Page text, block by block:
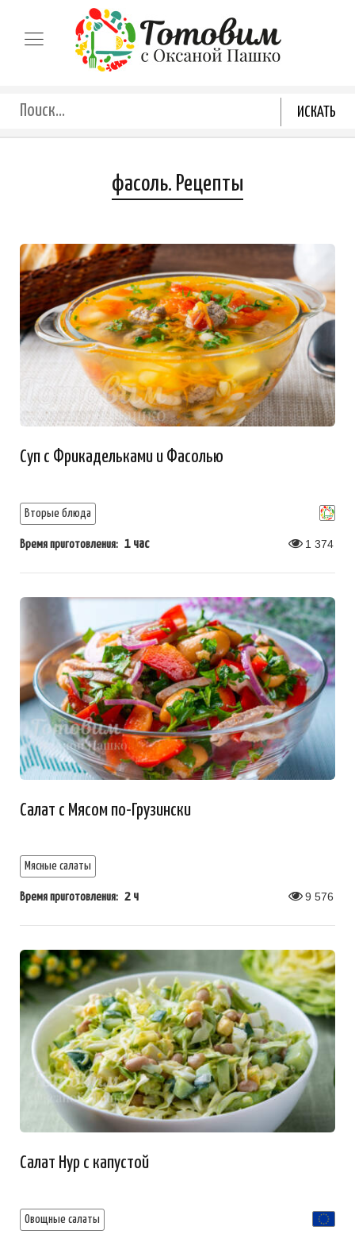
фасоль. Рецепты
Суп с Фрикадельками и Фасолью
Вторые блюда
Время приготовления: 1 час 1 374
Салат с Мясом по-Грузински
Мясные салаты
Время приготовления: 2 ч 9 576
Салат Нур с капустой
Овощные салаты